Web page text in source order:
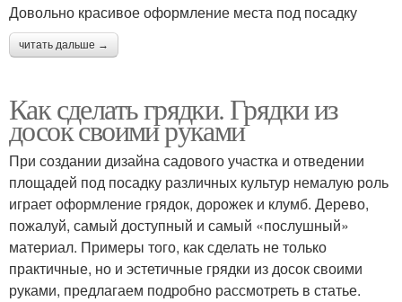
Довольно красивое оформление места под посадку
читать дальше →
Как сделать грядки. Грядки из
досок своими руками
При создании дизайна садового участка и отведении
площадей под посадку различных культур немалую роль
играет оформление грядок, дорожек и клумб. Дерево,
пожалуй, самый доступный и самый «послушный»
материал. Примеры того, как сделать не только
практичные, но и эстетичные грядки из досок своими
руками, предлагаем подробно рассмотреть в статье.